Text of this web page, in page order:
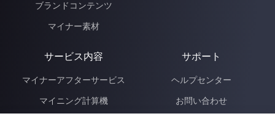
ブランドコンテンツ
マイナー素材
サービス内容
マイナーアフターサービス
マイニング計算機
サポート
ヘルプセンター
お問い合わせ